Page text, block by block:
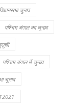
चुनाव
पश्चिम बंगाल का चुनाव
पश्चिम बंगाल में चुनाव
चुनाव
2021